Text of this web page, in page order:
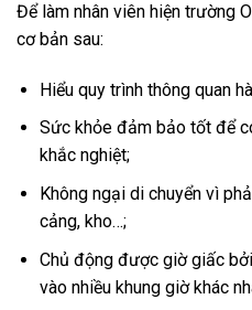
Để làm nhân viên hiện trường
cơ bản sau:
Hiểu quy trình thông quan
Sức khỏe đảm bảo tốt để
khắc nghiệt;
Không ngại di chuyển vì
cảng, kho…;
Chủ động được giờ giấc
vào nhiều khung giờ khác